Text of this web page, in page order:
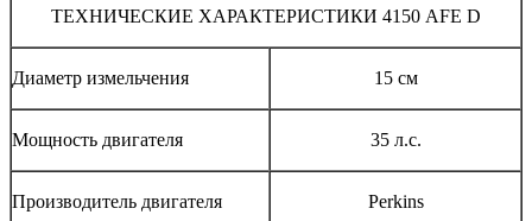
ТЕХНИЧЕСКИЕ ХАРАКТЕРИСТИКИ 4150 AFE D
Диаметр измельчения 15 см
Мощность двигателя 35 л.с.
Производитель двигателя Perkins